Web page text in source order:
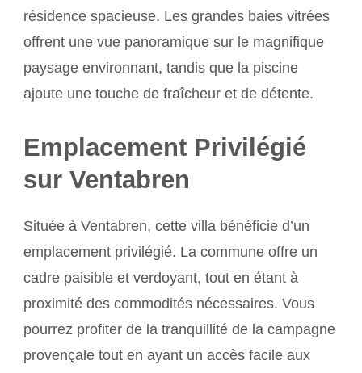
résidence spacieuse. Les grandes baies vitrées
offrent une vue panoramique sur le magnifique
paysage environnant, tandis que la piscine
ajoute une touche de fraîcheur et de détente.
Emplacement Privilégié
sur Ventabren
Située à Ventabren, cette villa bénéficie d’un
emplacement privilégié. La commune offre un
cadre paisible et verdoyant, tout en étant à
proximité des commodités nécessaires. Vous
pourrez profiter de la tranquillité de la campagne
provençale tout en ayant un accès facile aux